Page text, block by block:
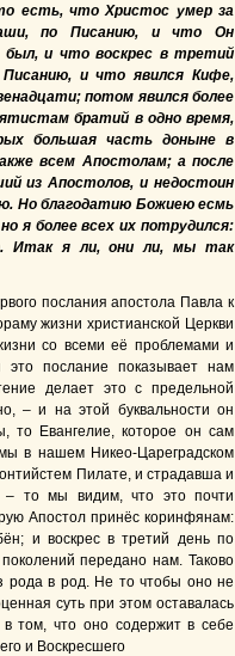
есть, что Христос умер за
по Писанию, и что Он
был, и что воскрес в третий
Писанию, и что явился Кифе,
потом явился более
братий в одно время,
большая часть доныне в
всем Апостолам; а после
из Апостолов, и недостоин
Но благодатию Божиею есмь
я более всех их потрудился:
Итак я ли, они ли, мы так
послания апостола Павла к
жизни христианской Церкви
со всеми её проблемами и
это послание показывает нам
делает это с предельной
– и на этой буквальности он
то Евангелие, которое он сам
в нашем Никео-Цареградском
Пилате, и страдавша и
– то мы видим, что это почти
Апостол принёс коринфянам:
и воскрес в третий день по
передано нам. Таково
рода в род. Не то чтобы оно не
суть при этом оставалась
том, что оно содержит в себе
и Воскресшего